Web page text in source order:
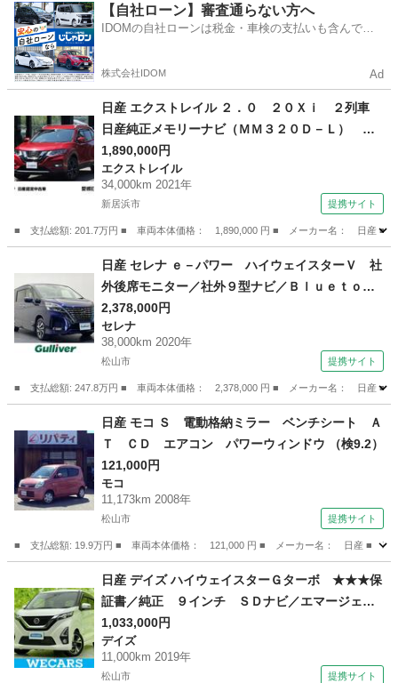
香川 丸亀市 マーチ
【自社ローン】審査通らない方へ
IDOMの自社ローンは税金・車検の支払いも含んでい
株式会社IDOM Ad
日産 エクストレイル ２．０ ２０Ｘｉ ２列車
日産純正メモリーナビ（ＭＭ３２０Ｄ－Ｌ） Ｅ
ＴＣ （車検整備付）
1,890,000円
エクストレイル
34,000km 2021年
新居浜市 提携サイト
■ 支払総額: 201.7万円 ■ 車両本体価格： 1,890,000 円 ■ メーカー名： 日産 ■
エクストレイル
日産 セレナ ｅ－パワー ハイウェイスターＶ 社
外後席モニター／社外９型ナビ／Ｂｌｕｅｔｏｏ
ｔｈ／フルセグＴＶ／全周囲カメラ／デジタルイ
ンナーミラー／純正ＥＴＣ／前後ドライブレコー
ダー／シートヒーター／両側パワスラ／プロパイ
2,378,000円
セレナ
38,000km 2020年
松山市 提携サイト
■ 支払総額: 247.8万円 ■ 車両本体価格： 2,378,000 円 ■ メーカー名： 日産 ■
セレナ
日産 モコ Ｓ 電動格納ミラー ベンチシート Ａ
Ｔ ＣＤ エアコン パワーウィンドウ （検9.2）
121,000円
モコ
11,173km 2008年
松山市 提携サイト
■ 支払総額: 19.9万円 ■ 車両本体価格： 121,000 円 ■ メーカー名： 日産 ■
モコ
日産 デイズ ハイウェイスターＧターボ ★★★保
証書／純正 ９インチ ＳＤナビ／エマージェン
シーブレーキ／アラウンドビューモニター／車線
逸脱防止支援システム／ドライブレコーダー 前
後／ヘッドランプ ＬＥＤ／Ｂｌｕｅｔｏｏｔｈ
1,033,000円
デイズ
11,000km 2019年
松山市 提携サイト